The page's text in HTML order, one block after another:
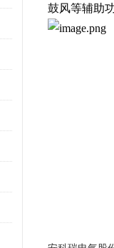
鼓风等辅助